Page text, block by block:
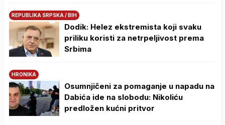
REPUBLIKA SRPSKA / BIH
Dodik: Helez ekstremista koji svaku
priliku koristi za netrpeljivost prema
Srbima
HRONIKA
Osumnjičeni za pomaganje u napadu na
Dabića ide na slobodu: Nikoliću
predložen kućni pritvor